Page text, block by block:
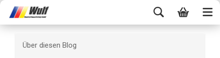
Über diesen Blog